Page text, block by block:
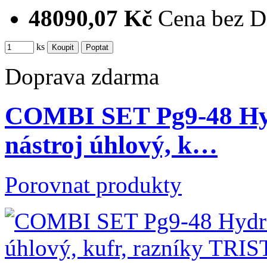
48090,07 Kč Cena bez
ks
Doprava zdarma
COMBI SET Pg9-48
nástroj úhlový, k…
Porovnat produkty